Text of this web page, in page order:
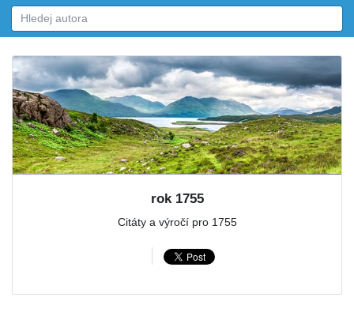
rok 1755
Citáty a výročí pro 1755